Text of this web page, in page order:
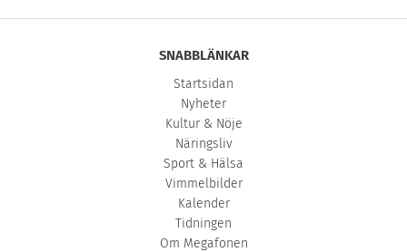
SNABBLÄNKAR
Startsidan
Nyheter
Kultur & Nöje
Näringsliv
Sport & Hälsa
Vimmelbilder
Kalender
Tidningen
Om Megafonen